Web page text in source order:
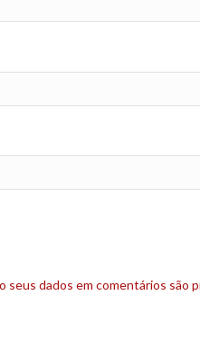
seus dados em comentários são